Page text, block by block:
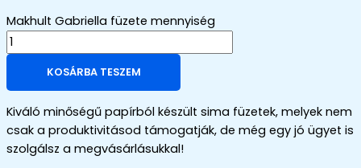
Makhult Gabriella füzete mennyiség
KOSÁRBA TESZEM
Kiváló minőségű papírból készült sima füzetek, melyek nem
csak a produktivitásod támogatják, de még egy jó ügyet is
szolgálsz a megvásárlásukkal!